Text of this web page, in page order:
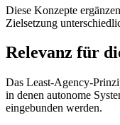
Diese Konzepte
Zielsetzung
Relevanz für
Das Least-Agency-
in denen autonome
eingebunden werden.